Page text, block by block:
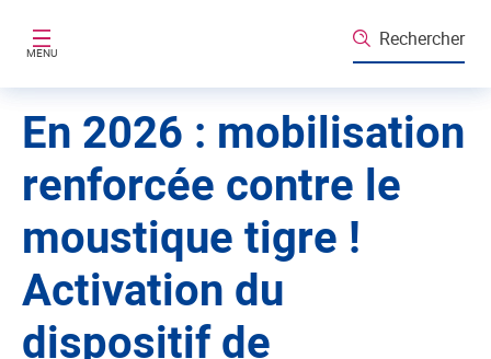
MENU
Rechercher
En 2026 : mobilisation
renforcée contre le
moustique tigre !
Activation du
dispositif de